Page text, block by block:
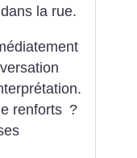
la rue.
renforts ?